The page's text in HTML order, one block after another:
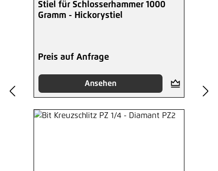
Stiel für Schlosserhammer 1000
Gramm - Hickorystiel
Preis auf Anfrage
Ansehen